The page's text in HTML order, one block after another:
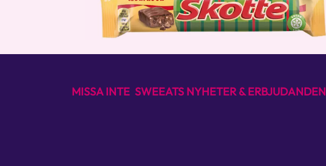
MISSA INTE SWEEATS NYHETER & ERBJUDANDEN